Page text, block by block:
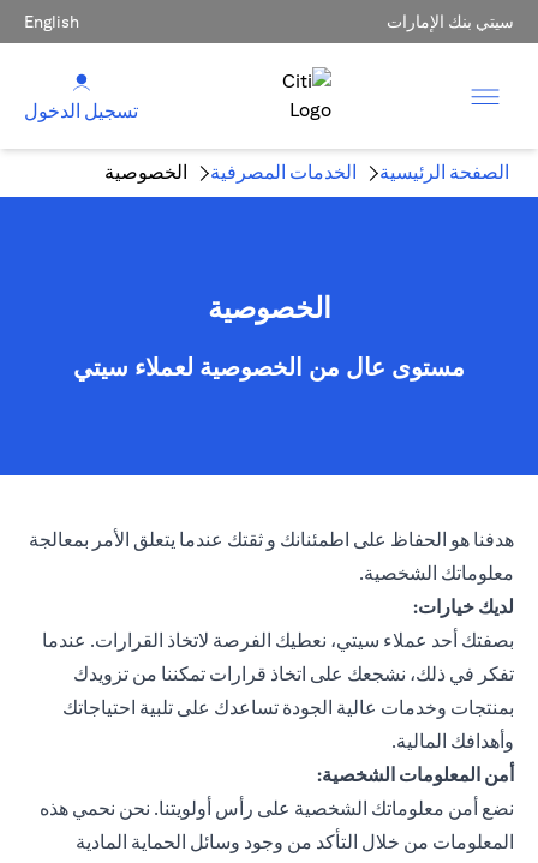
سيتي بنك الإمارات English
تسجيل الدخول
الصفحة الرئيسية الخدمات المصرفية الخصوصية
الخصوصية
مستوى عال من الخصوصية لعملاء سيتي
هدفنا هو الحفاظ على اطمئنانك و ثقتك عندما يتعلق الأمر بمعالجة
معلوماتك الشخصية.
لديك خيارات:
بصفتك أحد عملاء سيتي، نعطيك الفرصة لاتخاذ القرارات. عندما
تفكر في ذلك، نشجعك على اتخاذ قرارات تمكننا من تزويدك
بمنتجات وخدمات عالية الجودة تساعدك على تلبية احتياجاتك
وأهدافك المالية.
أمن المعلومات الشخصية:
نضع أمن معلوماتك الشخصية على رأس أولويتنا. نحن نحمي هذه
المعلومات من خلال التأكد من وجود وسائل الحماية المادية